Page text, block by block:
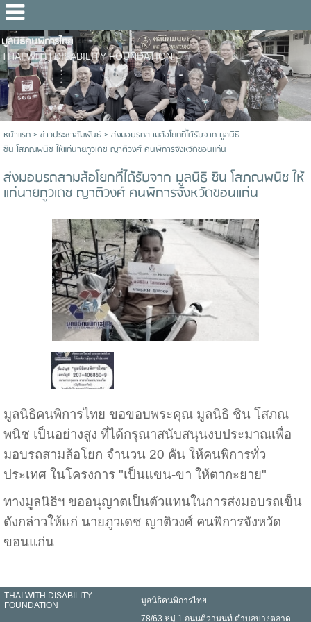
มูลนิธิคนพิการไทย
THAI WITH DISABILITY FOUNDATION
หน้าแรก> ข่าวประชาสัมพันธ์> ส่งมอบรถสามล้อโยกที่ได้รับจาก มูลนิธิ
ชิน โสภณพนิช ให้แก่นายภูวเดช ญาติวงศ์ คนพิการจังหวัดขอนแก่น
ส่งมอบรถสามล้อโยกที่ได้รับจาก มูลนิธิ ชิน โสภณพนิช ให้
แก่นายภูวเดช ญาติวงศ์ คนพิการจังหวัดขอนแก่น
มูลนิธิคนพิการไทย ขอขอบพระคุณ มูลนิธิ ชิน โสภณ
พนิช เป็นอย่างสูง ที่ได้กรุณาสนับสนุนงบประมาณเพื่อ
มอบรถสามล้อโยก จำนวน 20 คัน ให้คนพิการทั่ว
ประเทศ ในโครงการ "เป็นแขน-ขา ให้ตากะยาย"
ทางมูลนิธิฯ ขออนุญาตเป็นตัวแทนในการส่งมอบรถเข็น
ดังกล่าวให้แก่ นายภูวเดช ญาติวงศ์ คนพิการจังหวัด
ขอนแก่น
THAI WITH DISABILITY
FOUNDATION
มูลนิธิคนพิการไทย
78/63 หมู่ 1 ถนนติวานนท์ ตำบลบางตลาด